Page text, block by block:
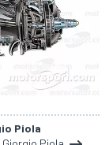
Piola